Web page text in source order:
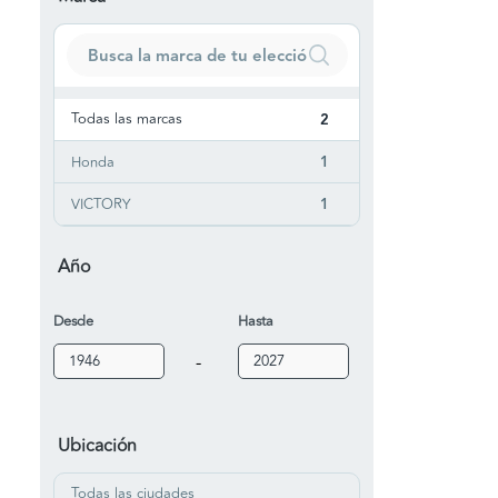
Todas las marcas 2
Honda 1
VICTORY 1
Año
Desde
-
Hasta
Ubicación